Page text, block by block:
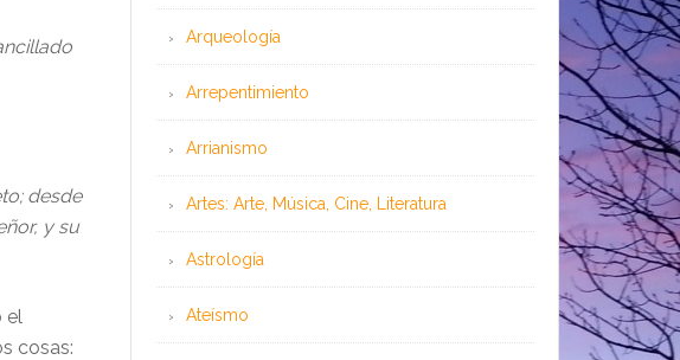
desde
y su
el
cosas:
Arqueología
Arrepentimiento
Arrianismo
Artes: Arte, Música, Cine, Literatura
Astrología
Ateísmo